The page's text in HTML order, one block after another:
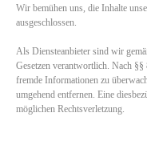
Wir bemühen uns, die Inhalte
ausgeschlossen.
Als Diensteanbieter sind wir
Gesetzen verantwortlich. Nach
fremde Informationen zu
umgehend entfernen. Eine
möglichen Rechtsverletzung.